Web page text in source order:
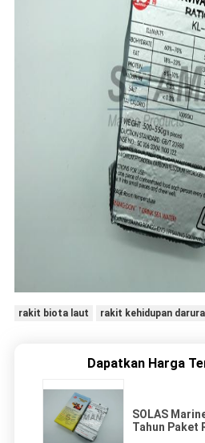
rakit biota laut rakit kehidupan
Dapatkan Harga
SOLAS
Tahun Paket